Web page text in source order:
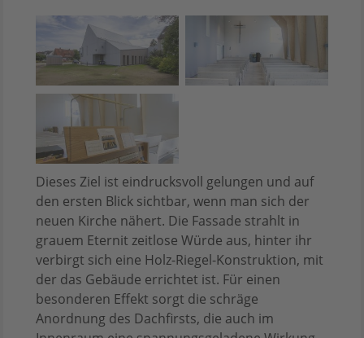
Dieses Ziel ist eindrucksvoll gelungen und auf
den ersten Blick sichtbar, wenn man sich der
neuen Kirche nähert. Die Fassade strahlt in
grauem Eternit zeitlose Würde aus, hinter ihr
verbirgt sich eine Holz-Riegel-Konstruktion, mit
der das Gebäude errichtet ist. Für einen
besonderen Effekt sorgt die schräge
Anordnung des Dachfirsts, die auch im